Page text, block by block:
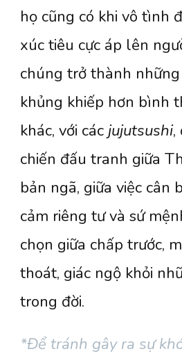
họ cũng có khi vô tình
xúc tiêu cực áp lên
chúng trở thành
khủng khiếp hơn bình
khác, với các jujutsushi,
chiến đấu tranh giữa
bản ngã, giữa việc cân
cảm riêng tư và sứ
chọn giữa chấp trước,
thoát, giác ngộ khỏi
trong đời.
*Để tránh gây ra sự